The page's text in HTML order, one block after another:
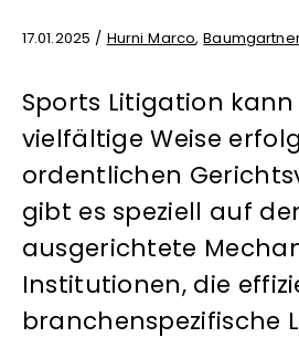
17.01.2025 / Hurni Marco,
Sports Litigation
vielfältige Weise
ordentlichen
gibt es speziell auf
ausgerichtete
Institutionen, die
branchenspezifische